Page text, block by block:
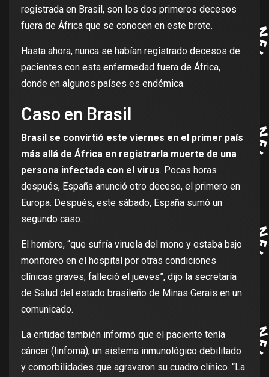
registrada en Brasil, son los dos primeros decesos
fuera de África que se conocen en este brote.
Hasta ahora, nunca se habían registrado decesos de
pacientes con esta enfermedad fuera de África,
donde en algunos países es endémica.
Caso en Brasil
Brasil se convirtió este viernes en el primer país
más allá de África en registrarla muerte de una
persona infectada con el virus. Pocas horas
después, España anunció otro deceso, el primero en
Europa. Después, este sábado, España sumó un
segundo caso.
El hombre, “que sufría viruela del mono y estaba bajo
monitoreo en el hospital por otras condiciones
clínicas graves, falleció el jueves”, dijo la secretaría
de Salud del estado brasileño de Minas Gerais en un
comunicado.
La entidad también informó que el paciente tenía
cáncer (linfoma), un sistema inmunológico debilitado
y comorbilidades que agravaron su cuadro clínico. “La